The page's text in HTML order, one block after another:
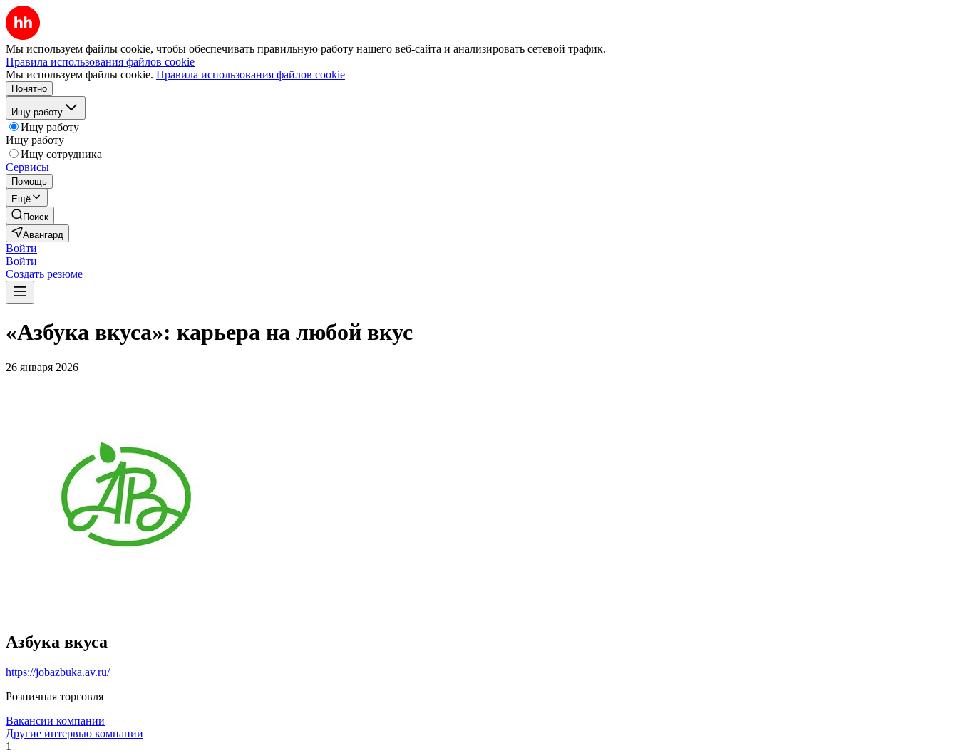
Мы используем файлы cookie, чтобы обеспечивать правильную работу нашего веб-сайта и анализировать сетевой трафик.
Правила использования файлов cookie
Мы используем файлы cookie. Правила использования файлов cookie
Понятно
Ищу работу
Ищу работу
Ищу работу
Ищу сотрудника
Сервисы
Помощь
Ещё
Поиск
Авангард
Войти
Войти
Создать резюме
«Азбука вкуса»: карьера на любой вкус
26 января 2026
Азбука вкуса
https://jobazbuka.av.ru/
Розничная торговля
Вакансии компании
Другие интервью компании
1